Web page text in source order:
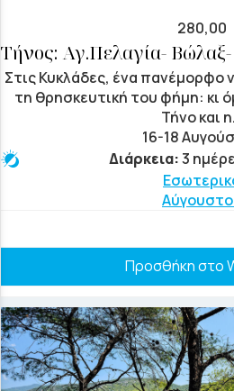
280,00
Τήνος: Αγ.Πελαγία-
Στις Κυκλάδες, ένα πανέμορφο
τη θρησκευτική του φήμη: κι
Τήνο και
16-18
Διάρκεια:3
Προσθήκη στο